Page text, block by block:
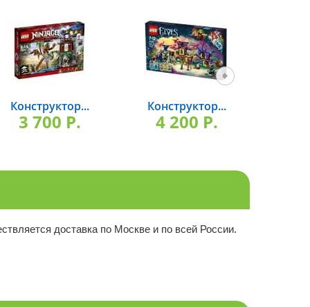
Конструктор...
3 700 P.
Конструктор...
4 200 P.
доставка по Москве и по всей России.